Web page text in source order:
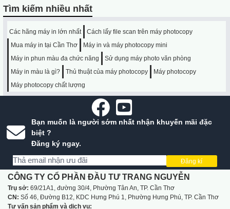
Tìm kiếm nhiều nhất
Các hãng máy in lớn nhất
Cách lấy file scan trên máy photocopy
Mua máy in tại Cần Thơ
Máy in và máy photocopy mini
Máy in phun màu đa chức năng
Sử dụng máy photo văn phòng
Máy in màu là gì?
Thủ thuật của máy photocopy
Máy photocopy
Máy photocopy chất lượng
Bạn muốn là người sớm nhất nhận khuyến mãi đặc
biệt ?
Đăng ký ngay.
Đăng kí
CÔNG TY CỔ PHẦN ĐẦU TƯ TRANG NGUYỄN
Trụ sở: 69/21A1, đường 30/4, Phường Tân An, TP. Cần Thơ
CN: Số 46, Đường B12, KDC Hưng Phú 1, Phường Hưng Phú, TP. Cần Thơ
Tư vấn sản phẩm và dịch vụ: